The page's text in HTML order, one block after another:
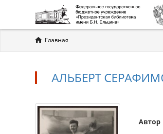
Вы
здесь
Главная
АЛЬБЕРТ
Автор